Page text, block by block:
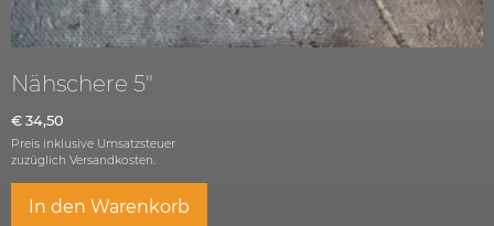
Nähschere 5″
€ 34,50
Preis inklusive Umsatzsteuer
zuzüglich Versandkosten.
In den Warenkorb